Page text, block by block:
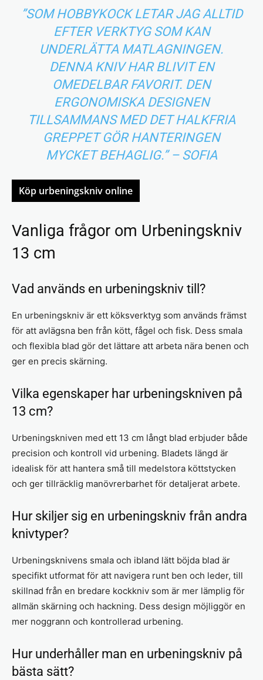
”SOM HOBBYKOCK LETAR JAG ALLTID
EFTER VERKTYG SOM KAN
UNDERLÄTTA MATLAGNINGEN.
DENNA KNIV HAR BLIVIT EN
OMEDELBAR FAVORIT. DEN
ERGONOMISKA DESIGNEN
TILLSAMMANS MED DET HALKFRIA
GREPPET GÖR HANTERINGEN
MYCKET BEHAGLIG.” – SOFIA
Köp urbeningskniv online
Vanliga frågor om Urbeningskniv
13 cm
Vad används en urbeningskniv till?
En urbeningskniv är ett köksverktyg som används främst
för att avlägsna ben från kött, fågel och fisk. Dess smala
och flexibla blad gör det lättare att arbeta nära benen och
ger en precis skärning.
Vilka egenskaper har urbeningskniven på
13 cm?
Urbeningskniven med ett 13 cm långt blad erbjuder både
precision och kontroll vid urbening. Bladets längd är
idealisk för att hantera små till medelstora köttstycken
och ger tillräcklig manövrerbarhet för detaljerat arbete.
Hur skiljer sig en urbeningskniv från andra
knivtyper?
Urbeningsknivens smala och ibland lätt böjda blad är
specifikt utformat för att navigera runt ben och leder, till
skillnad från en bredare kockkniv som är mer lämplig för
allmän skärning och hackning. Dess design möjliggör en
mer noggrann och kontrollerad urbening.
Hur underhåller man en urbeningskniv på
bästa sätt?